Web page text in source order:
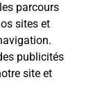
parcours
sites et
publicités
site et